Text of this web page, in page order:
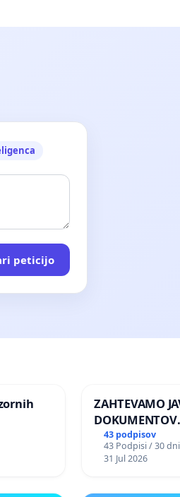
peticijo
ZAHTEVAMO
DOKUMENTOV
ILEGALNI
43 podpisov
43 Podpisi / 30 dni
31 Jul 2026